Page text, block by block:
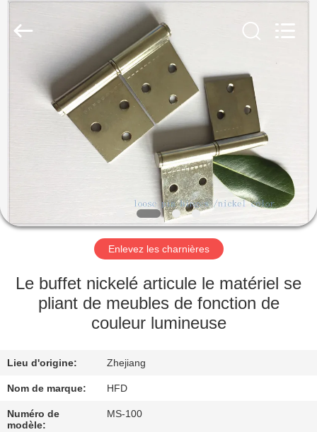
MAISON
PRODUITS
AU
SUJET
NOUS
CONTRÔLE
DE
HongFengDa
Hardware
Enlevez les charnières
Le buffet nickelé articule le matériel se
pliant de meubles de fonction de
couleur lumineuse
Lieu d'origine: Zhejiang
Nom de marque: HFD
Numéro de
modèle:
MS-100